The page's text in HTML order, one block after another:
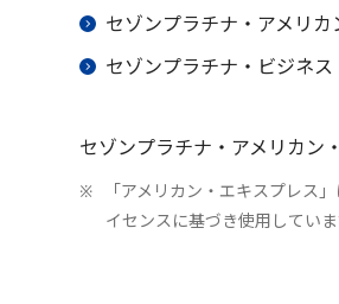
セゾンプラチナ・アメリ
セゾンプラチナ・ビジネ
セゾンプラチナ・アメリカン
「アメリカン・エキスプレス
イセンスに基づき使用していま